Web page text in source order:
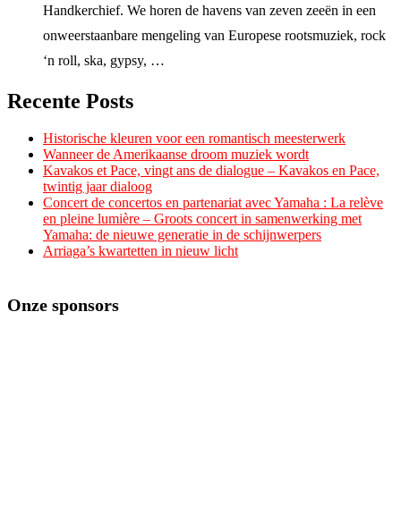
Handkerchief. We horen de havens van zeven zeeën in een
onweerstaanbare mengeling van Europese rootsmuziek, rock
‘n roll, ska, gypsy, …
Recente Posts
Historische kleuren voor een romantisch meesterwerk
Wanneer de Amerikaanse droom muziek wordt
Kavakos et Pace, vingt ans de dialogue – Kavakos en Pace,
twintig jaar dialoog
Concert de concertos en partenariat avec Yamaha : La relève
en pleine lumière – Groots concert in samenwerking met
Yamaha: de nieuwe generatie in de schijnwerpers
Arriaga’s kwartetten in nieuw licht
Onze sponsors